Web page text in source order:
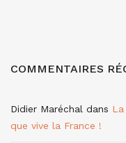
COMMENTAIRES
Didier Maréchal dans
que vive la France !